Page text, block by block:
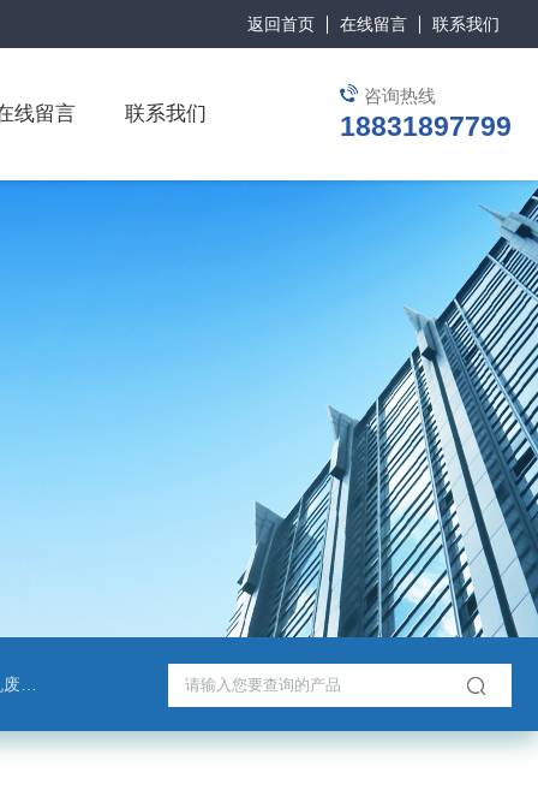
返回首页 在线留言 联系我们
咨询热线
18831897799
线留言 联系我们
塔